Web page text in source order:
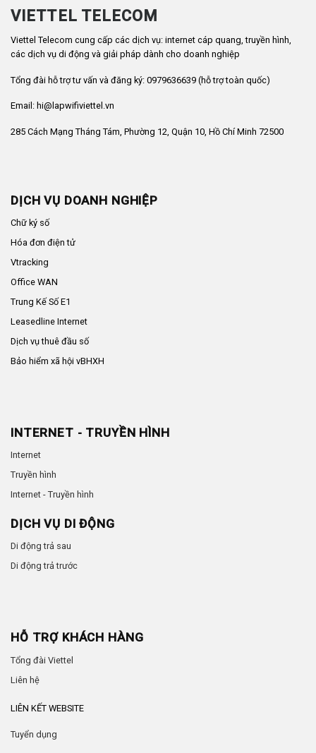
VIETTEL TELECOM
Viettel Telecom cung cấp các dịch vụ: internet cáp quang, truyền hình,
các dịch vụ di động và giải pháp dành cho doanh nghiệp
Tổng đài hỗ trợ tư vấn và đăng ký: 0979636639 (hỗ trợ toàn quốc)
Email: hi@lapwifiviettel.vn
285 Cách Mạng Tháng Tám, Phường 12, Quận 10, Hồ Chí Minh 72500
DỊCH VỤ DOANH NGHIỆP
Chữ ký số
Hóa đơn điện tử
Vtracking
Office WAN
Trung Kế Số E1
Leasedline Internet
Dịch vụ thuê đầu số
Bảo hiểm xã hội vBHXH
INTERNET - TRUYỀN HÌNH
Internet
Truyền hình
Internet - Truyền hình
DỊCH VỤ DI ĐỘNG
Di động trả sau
Di động trả trước
HỖ TRỢ KHÁCH HÀNG
Tổng đài Viettel
Liên hệ
LIÊN KẾT WEBSITE
Tuyển dụng